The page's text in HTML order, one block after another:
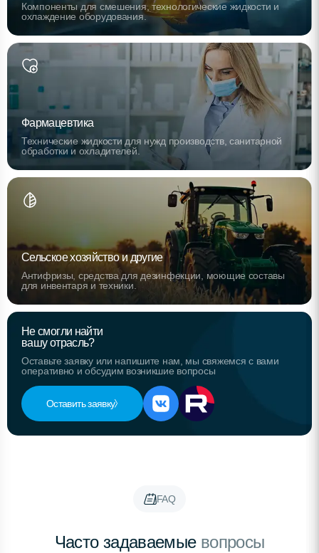
Компоненты для смешения, технологические жидкости и
охлаждение оборудования.
Фармацевтика
Технические жидкости для нужд производств, санитарной
обработки и охладителей.
Сельское хозяйство и другие
Антифризы, средства для дезинфекции, моющие составы
для инвентаря и техники.
Не смогли найти
вашу отрасль?
Оставьте заявку или напишите нам, мы свяжемся с вами
оперативно и обсудим возникшие вопросы
Оставить заявку
FAQ
Часто задаваемыевопросы